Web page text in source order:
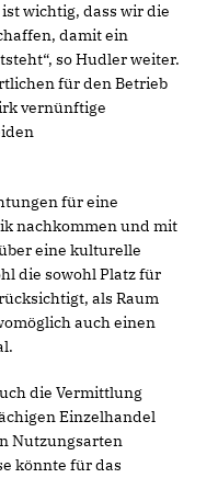
wichtig, dass wir die
damit ein
so Hudler weiter.
für den Betrieb
vernünftige
für eine
nachkommen und mit
eine kulturelle
die sowohl Platz für
als Raum
auch einen
die Vermittlung
Einzelhandel
Nutzungsarten
könnte für das